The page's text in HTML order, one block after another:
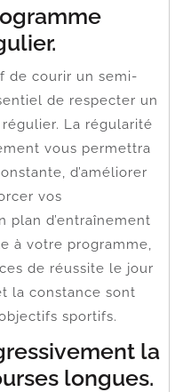
de courir un semi-
de respecter un
La régularité
vous permettra
d’améliorer
vos
plan d’entraînement
à votre programme,
de réussite le jour
la constance sont
sportifs.
la
longues.